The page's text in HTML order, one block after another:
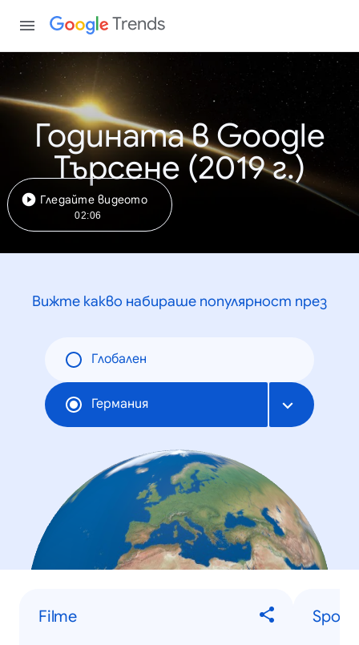
Trends
Годината в Google
Търсене (2019 г.)
Гледайте видеото
02:06
Вижте какво набираше популярност през
Глобален
Германия
Filme